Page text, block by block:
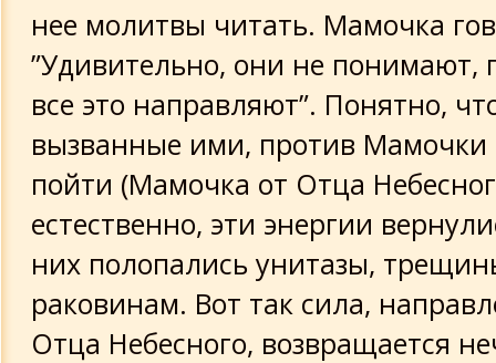
нее молитвы читать. Мамочка
”Удивительно, они не понимают,
все это направляют”. Понятно,
вызванные ими, против Мамочки
пойти (Мамочка от Отца
естественно, эти энергии
них полопались унитазы,
раковинам. Вот так сила,
Отца Небесного, возвращается